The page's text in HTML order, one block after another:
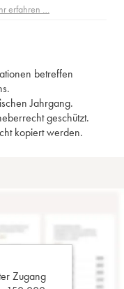
erfahren …
betreffen
Jahrgang.
geschützt.
kopiert werden.
Zugang